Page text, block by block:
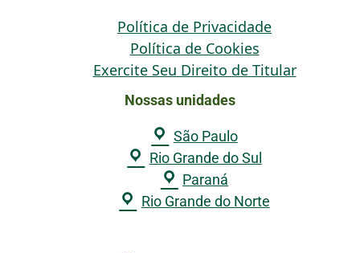
Política de Privacidade
Política de Cookies
Exercite Seu Direito de Titular
Nossas unidades
São Paulo
Rio Grande do Sul
Paraná
Rio Grande do Norte